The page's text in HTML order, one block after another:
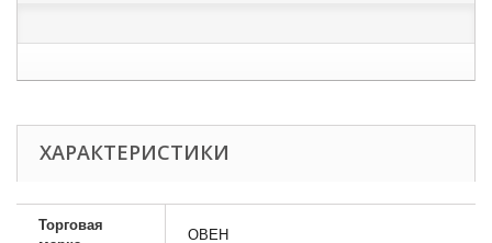
ХАРАКТЕРИСТИКИ
Торговая
ОВЕН